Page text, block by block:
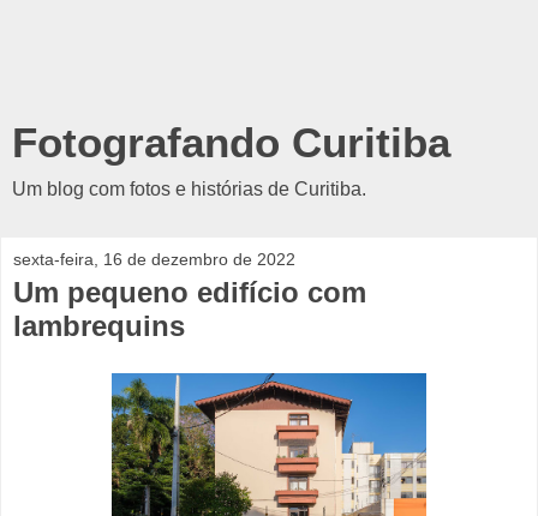
Fotografando Curitiba
Um blog com fotos e histórias de Curitiba.
sexta-feira, 16 de dezembro de 2022
Um pequeno edifício com
lambrequins